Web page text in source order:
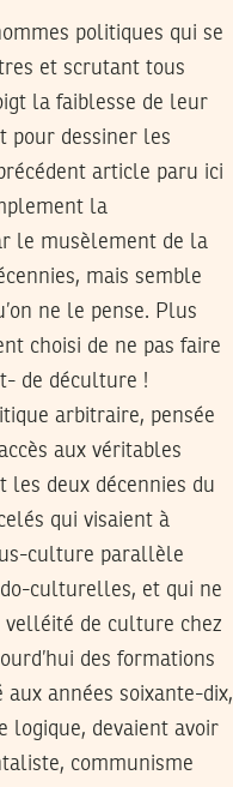
politiques qui se
et scrutant tous
la faiblesse de leur
pour dessiner les
article paru ici
la
le musèlement de la
mais semble
ne le pense. Plus
choisi de ne pas faire
de déculture !
arbitraire, pensée
aux véritables
les deux décennies du
qui visaient à
culture parallèle
culturelles, et qui ne
de culture chez
des formations
années soixante-dix,
logique, devaient avoir
communisme